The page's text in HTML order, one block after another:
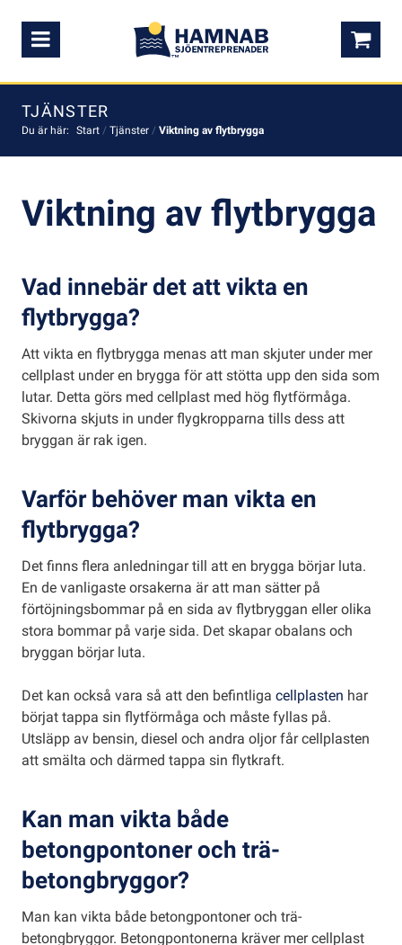
Meny
TJÄNSTER
Du är här: Start / Tjänster / Viktning av flytbrygga
Viktning av flytbrygga
Vad innebär det att vikta en
flytbrygga?
Att vikta en flytbrygga menas att man skjuter under mer
cellplast under en brygga för att stötta upp den sida som
lutar. Detta görs med cellplast med hög flytförmåga.
Skivorna skjuts in under flygkropparna tills dess att
bryggan är rak igen.
Varför behöver man vikta en
flytbrygga?
Det finns flera anledningar till att en brygga börjar luta.
En de vanligaste orsakerna är att man sätter på
förtöjningsbommar på en sida av flytbryggan eller olika
stora bommar på varje sida. Det skapar obalans och
bryggan börjar luta.
Det kan också vara så att den befintliga cellplasten har
börjat tappa sin flytförmåga och måste fyllas på.
Utsläpp av bensin, diesel och andra oljor får cellplasten
att smälta och därmed tappa sin flytkraft.
Kan man vikta både
betongpontoner och trä-
betongbryggor?
Man kan vikta både betongpontoner och trä-
betongbryggor. Betongpontonerna kräver mer cellplast